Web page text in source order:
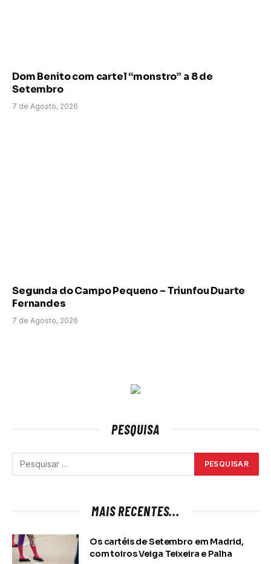
Dom Benito com cartel “monstro” a 8 de
Setembro
7 de Agosto, 2026
Segunda do Campo Pequeno – Triunfou Duarte
Fernandes
7 de Agosto, 2026
PESQUISA
MAIS RECENTES...
Os cartéis de Setembro em Madrid,
com toiros Veiga Teixeira e Palha